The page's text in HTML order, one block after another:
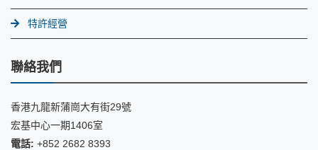
特許經營
聯絡我們
香港九龍新蒲崗大有街29號
宏基中心一期1406室
電話: +852 2682 8393